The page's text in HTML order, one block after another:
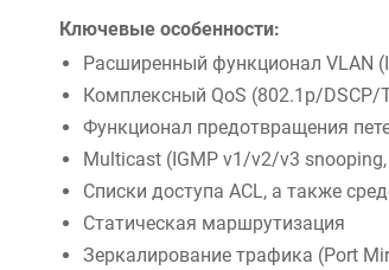
Ключевые особенности:
Расширенный функционал VLAN
Комплексный QoS (802.1p/DSCP/
Функционал предотвращения
Multicast (IGMP v1/v2/v3
Списки доступа ACL, а также
Статическая маршрутизация
Зеркалирование трафика (Port